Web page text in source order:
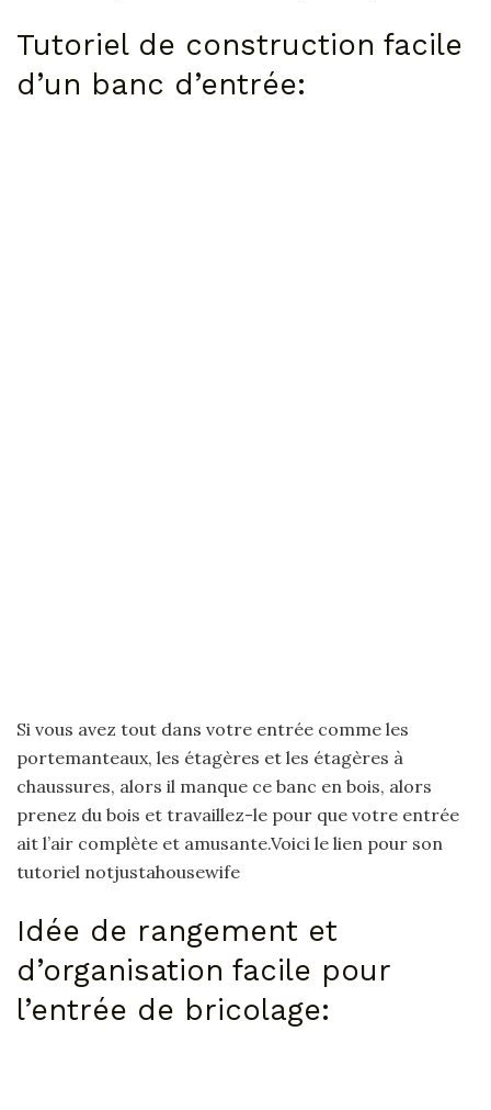
Tutoriel de construction facile
d’un banc d’entrée:
Si vous avez tout dans votre entrée comme les
portemanteaux, les étagères et les étagères à
chaussures, alors il manque ce banc en bois, alors
prenez du bois et travaillez-le pour que votre entrée
ait l’air complète et amusante.Voici le lien pour son
tutoriel notjustahousewife
Idée de rangement et
d’organisation facile pour
l’entrée de bricolage: